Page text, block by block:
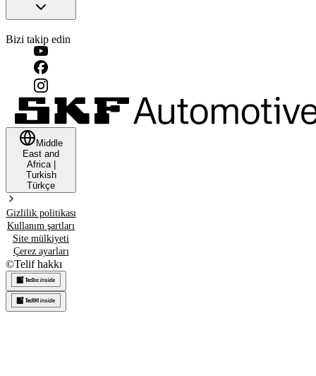
Bizi takip edin
Middle
East and
Africa|
Turkish
Türkçe
Gizlilik politikası
Kullanım şartları
Site mülkiyeti
Çerez ayarları
©Telif hakkı